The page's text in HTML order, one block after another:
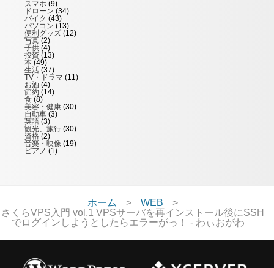
スマホ (9)
ドローン (34)
バイク (43)
パソコン (13)
便利グッズ (12)
写真 (2)
子供 (4)
投資 (13)
本 (49)
生活 (37)
TV・ドラマ (11)
お酒 (4)
節約 (14)
食 (8)
美容・健康 (30)
自動車 (3)
英語 (3)
観光、旅行 (30)
資格 (2)
音楽・映像 (19)
ピアノ (1)
ホーム
WEB
さくらVPS入門 vol.1 VPSサーバを再インストール後にSSH
でログインしようとしたらエラーがっ！ - わぃおがわ